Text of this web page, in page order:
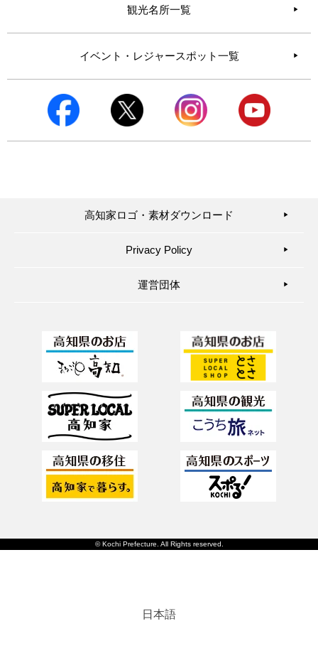
観光名所一覧
イベント・レジャースポット一覧
高知家ロゴ・素材ダウンロード ▶︎
Privacy Policy ▶︎
運営団体 ▶︎
© Kochi Prefecture. All Rights reserved.
日本語